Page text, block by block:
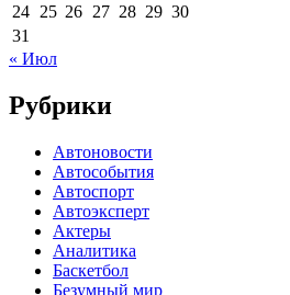
24 25 26 27 28 29 30
31
« Июл
Рубрики
Автоновости
Автособытия
Автоспорт
Автоэксперт
Актеры
Аналитика
Баскетбол
Безумный мир